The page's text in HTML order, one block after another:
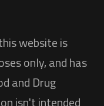
website is
only, and has
and Drug
isn't intended